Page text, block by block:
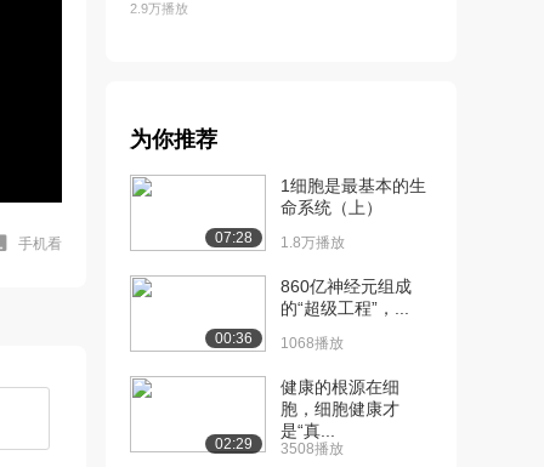
手机看
2.9万播放
[8] 小肠第三部分：吸收
2.4万播放
[9] 肝脏 06:34
2.9万播放
[11] 胆道系统
09:55
为你推荐
07:28
1细胞是最基本的生
命系统（上）
1.8万播放
00:36
860亿神经元组成
的“超级工程”，...
1068播放
02:29
健康的根源在细
胞，细胞健康才
是“真...
3508播放